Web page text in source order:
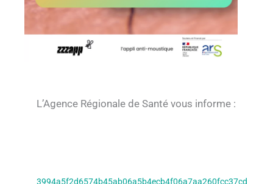
L’Agence Régionale de Santé vous informe :
3994a5f2d6574b45ab06a5b4ecb4f06a7aa260fcc37cd